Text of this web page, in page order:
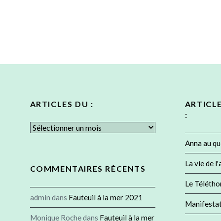
ARTICLES DU :
Articles
:
Anna au
La vie de
Le
COMMENTAIRES RÉCENTS
admin dans Fauteuil à la mer 2021
Monique Rochedans Fauteuil à la mer